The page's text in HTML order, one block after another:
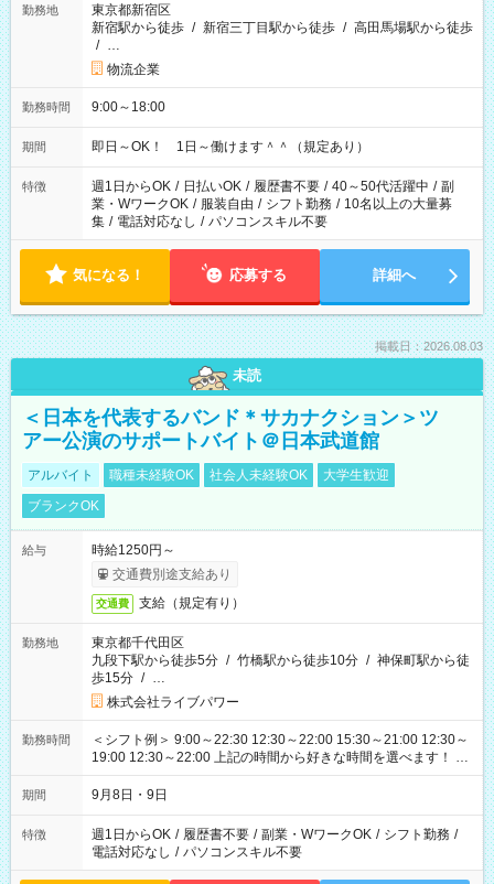
勤務地
東京都新宿区
新宿駅から徒歩 / 新宿三丁目駅から徒歩 / 高田馬場駅から徒歩
/ …
物流企業
勤務時間 9:00～18:00
期間 即日～OK！ 1日～働けます＾＾（規定あり）
特徴 週1日からOK / 日払いOK / 履歴書不要 / 40～50代活躍中 / 副
業・WワークOK / 服装自由 / シフト勤務 / 10名以上の大量募
集 / 電話対応なし / パソコンスキル不要
気になる！ 応募する 詳細へ
掲載日：2026.08.03
未読
＜日本を代表するバンド＊サカナクション＞ツ
アー公演のサポートバイト＠日本武道館
アルバイト 職種未経験OK 社会人未経験OK
大学生歓迎
ブランクOK
給与
時給1250円～
交通費別途支給あり
交通費 支給（規定有り）
勤務地
東京都千代田区
九段下駅から徒歩5分 / 竹橋駅から徒歩10分 / 神保町駅から徒
歩15分 / …
株式会社ライブパワー
勤務時間
＜シフト例＞ 9:00～22:30 12:30～22:00 15:30～21:00 12:30～
19:00 12:30～22:00 上記の時間から好きな時間を選べます！ ※
時間は変更となる可能性があります
期間 9月8日・9日
特徴 週1日からOK / 履歴書不要 / 副業・WワークOK / シフト勤務 /
電話対応なし / パソコンスキル不要